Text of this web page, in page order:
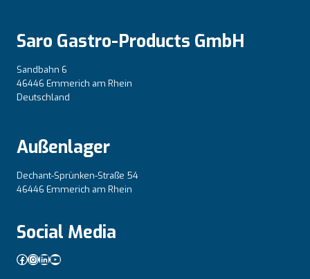
Saro Gastro-Products GmbH
Sandbahn 6
46446 Emmerich am Rhein
Deutschland
Außenlager
Dechant-Sprünken-Straße 54
46446 Emmerich am Rhein
Social Media
Facebook
Instagram
LinkedIn
YouTube